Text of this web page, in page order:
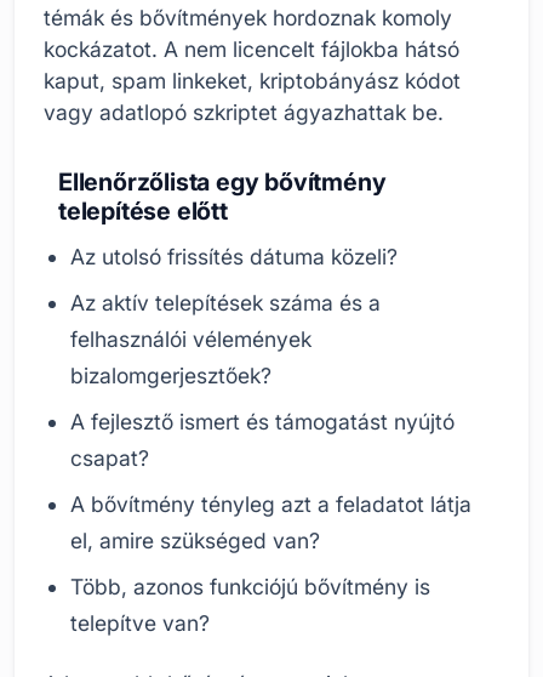
témák és bővítmények hordoznak komoly
kockázatot. A nem licencelt fájlokba hátsó
kaput, spam linkeket, kriptobányász kódot
vagy adatlopó szkriptet ágyazhattak be.
Ellenőrzőlista egy bővítmény
telepítése előtt
Az utolsó frissítés dátuma közeli?
Az aktív telepítések száma és a
felhasználói vélemények
bizalomgerjesztőek?
A fejlesztő ismert és támogatást nyújtó
csapat?
A bővítmény tényleg azt a feladatot látja
el, amire szükséged van?
Több, azonos funkciójú bővítmény is
telepítve van?